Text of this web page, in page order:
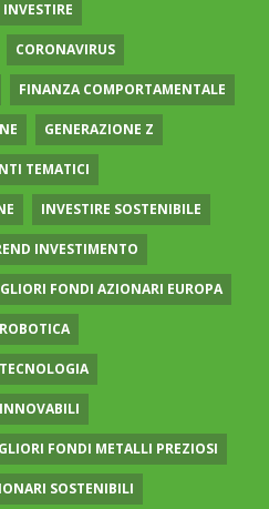
CORONAVIRUS
FINANZA COMPORTAMENTALE
GENERAZIONE Z
TEMATICI
INVESTIRE SOSTENIBILE
INVESTIMENTO
FONDI AZIONARI EUROPA
FONDI METALLI PREZIOSI
SOSTENIBILI